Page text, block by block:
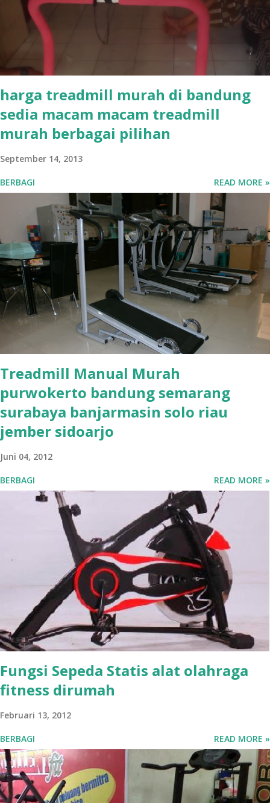
harga treadmill murah di bandung
sedia macam macam treadmill
murah berbagai pilihan
September 14, 2013
BERBAGI READ MORE »
Treadmill Manual Murah
purwokerto bandung semarang
surabaya banjarmasin solo riau
jember sidoarjo
Juni 04, 2012
BERBAGI READ MORE »
Fungsi Sepeda Statis alat olahraga
fitness dirumah
Februari 13, 2012
BERBAGI READ MORE »